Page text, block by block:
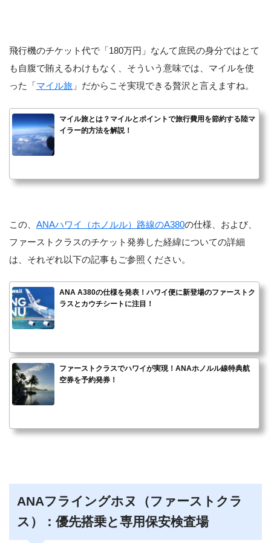
飛行機のチケット代で「180万円」なんて庶民の身分ではとて
も自腹で賄えるわけもなく、そういう意味では、マイルを使
った「マイル旅 」だからこそ実現できる贅沢と言えますね。
マイル旅とは？マイルとポイントで旅行費用を節約する陸マ
イラー的方法を解説！
この、 ANAハワイ（ホノルル）路線のA380の仕様、および、
ファーストクラスのチケット発券した経緯についての詳細
は、それぞれ以下の記事もご参照ください。
ANA A380の仕様を発表！ハワイ便に新登場のファーストク
ラスとカウチシートに注目！
ファーストクラスでハワイが実現！ANAホノルル線特典航
空券を予約発券！
ANAフライングホヌ（ファーストクラ
ス）：優先搭乗と専用保安検査場